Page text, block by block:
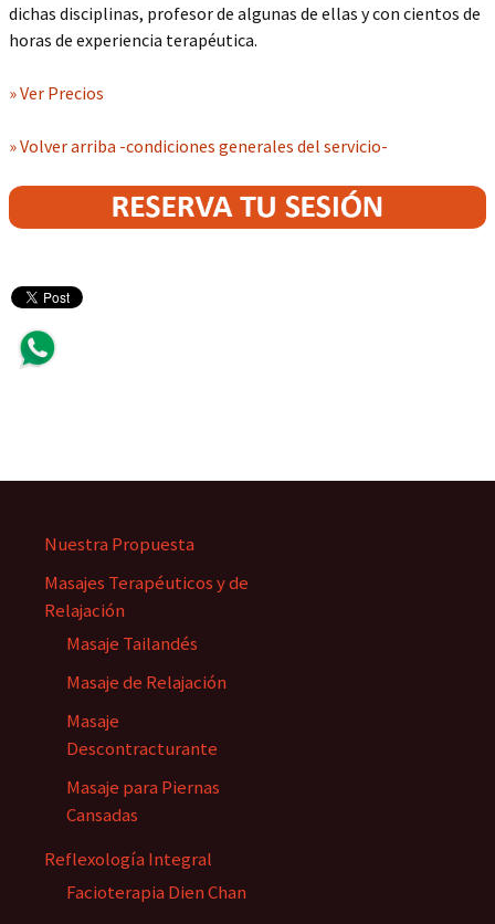
dichas disciplinas, profesor de algunas de ellas y con cientos de
horas de experiencia terapéutica.
» Ver Precios
» Volver arriba -condiciones generales del servicio-
Nuestra Propuesta
Masajes Terapéuticos y de
Relajación
Masaje Tailandés
Masaje de Relajación
Masaje
Descontracturante
Masaje para Piernas
Cansadas
Reflexología Integral
Facioterapia Dien Chan